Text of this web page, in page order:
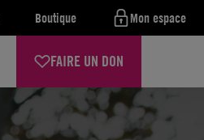
Boutique Mon espace
FAIRE UN DON